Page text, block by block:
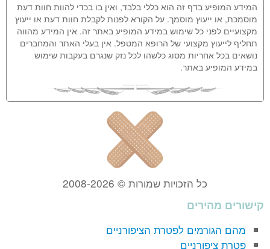
המידע המופיע בדף זה הוא כללי בלבד, ואין בו בכדי להוות חוות דעת
מוסמכת, או ייעוץ מוסמך. על הקורא לפנות לקבלת חוות דעת או ייעוץ
מקצועיים לפני כל שימוש במידע המופיע באתר זה. אין המידע מהווה
תחליף לייעוץ מקצועי של הרופא המטפל. אין בעלי האתר והמחברים
נושאים בכל אחריות מסוג כלשהו לכל נזק שנגרם בעקבות שימוש
במידע המופיע באתר.
כל הזכויות שמורות © 2008-2026
קישורים מהירים
מהם הגורמים לפטרת הציפורניים
פטרת ציפורניים